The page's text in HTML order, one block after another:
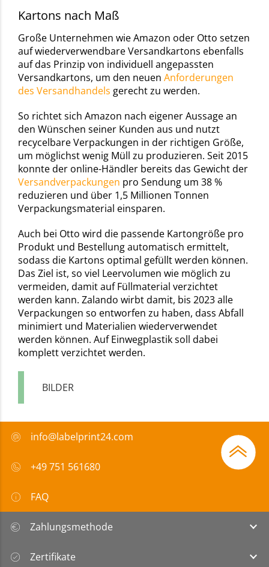
Kartons nach Maß
Große Unternehmen wie Amazon oder Otto setzen
auf wiederverwendbare Versandkartons ebenfalls
auf das Prinzip von individuell angepassten
Versandkartons, um den neuen Anforderungen
des Versandhandels gerecht zu werden.
So richtet sich Amazon nach eigener Aussage an
den Wünschen seiner Kunden aus und nutzt
recycelbare Verpackungen in der richtigen Größe,
um möglichst wenig Müll zu produzieren. Seit 2015
konnte der online-Händler bereits das Gewicht der
Versandverpackungen pro Sendung um 38 %
reduzieren und über 1,5 Millionen Tonnen
Verpackungsmaterial einsparen.
Auch bei Otto wird die passende Kartongröße pro
Produkt und Bestellung automatisch ermittelt,
sodass die Kartons optimal gefüllt werden können.
Das Ziel ist, so viel Leervolumen wie möglich zu
vermeiden, damit auf Füllmaterial verzichtet
werden kann. Zalando wirbt damit, bis 2023 alle
Verpackungen so entworfen zu haben, dass Abfall
minimiert und Materialien wiederverwendet
werden können. Auf Einwegplastik soll dabei
komplett verzichtet werden.
BILDER
info@labelprint24.com
+49 751 561680
FAQ
Zahlungsmethode
Zertifikate